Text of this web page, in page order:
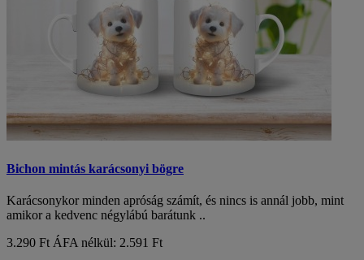
Bichon mintás karácsonyi bögre
Karácsonykor minden apróság számít, és nincs is annál jobb, mint
amikor a kedvenc négylábú barátunk ..
3.290 Ft ÁFA nélkül: 2.591 Ft